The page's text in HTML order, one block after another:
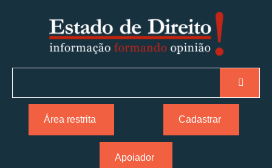
Área restrita Cadastrar
Apoiador